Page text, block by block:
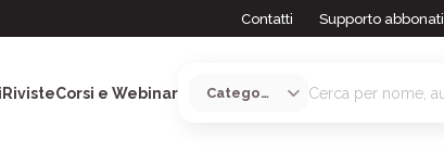
Contatti Supporto abbonati
RivisteCorsi e Webinar